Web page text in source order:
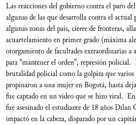
Las reacciones del gobierno contra el paro
algunas de las que desarrolla contra el
algunas zonas del país, cierre de fronteras,
acuartelamiento en primer grado (máxima
otorgamiento de facultades extraordinarias a
para “mantener el orden”, represión
brutalidad policial como la golpiza que varios
propinaron a una mujer en Bogotá, hasta
fue captado en un video que se hizo viral.
fue asesinado el estudiante de 18 años
impactó en la cabeza, disparado por un